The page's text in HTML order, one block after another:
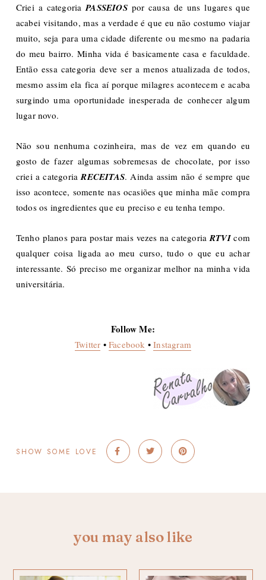
Criei a categoriaPASSEIOSpor causa de uns lugares que
acabei visitando, mas a verdade é que eu não costumo viajar
muito, seja para uma cidade diferente ou mesmo na padaria
do meu bairro. Minha vida é basicamente casa e faculdade.
Então essa categoria deve ser a menos atualizada de todos,
mesmo assim ela fica aí porque milagres acontecem e acaba
surgindo uma oportunidade inesperada de conhecer algum
lugar novo.
Não sou nenhuma cozinheira, mas de vez em quando eu
gosto de fazer algumas sobremesas de chocolate, por isso
criei a categoriaRECEITAS. Ainda assim não é sempre que
isso acontece, somente nas ocasiões que minha mãe compra
todos os ingredientes que eu preciso e eu tenha tempo.
Tenho planos para postar mais vezes na categoria RTVIcom
qualquer coisa ligada ao meu curso, tudo o que eu achar
interessante. Só preciso me organizar melhor na minha vida
universitária.
Follow Me:
Twitter • Facebook •Instagram
SHOW SOME LOVE
you may also like